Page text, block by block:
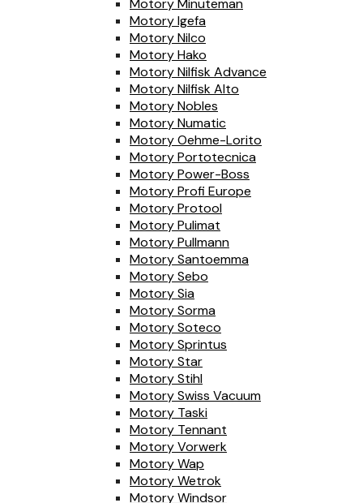
Motory Minuteman
Motory Igefa
Motory Nilco
Motory Hako
Motory Nilfisk Advance
Motory Nilfisk Alto
Motory Nobles
Motory Numatic
Motory Oehme-Lorito
Motory Portotecnica
Motory Power-Boss
Motory Profi Europe
Motory Protool
Motory Pulimat
Motory Pullmann
Motory Santoemma
Motory Sebo
Motory Sia
Motory Sorma
Motory Soteco
Motory Sprintus
Motory Star
Motory Stihl
Motory Swiss Vacuum
Motory Taski
Motory Tennant
Motory Vorwerk
Motory Wap
Motory Wetrok
Motory Windsor